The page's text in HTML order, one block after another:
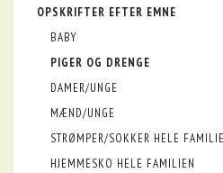
OPSKRIFTER EFTER EMNE
BABY
PIGER OG DRENGE
DAMER/UNGE
MÆND/UNGE
STRØMPER/SOKKER HELE
HJEMMESKO HELE FAMILIEN